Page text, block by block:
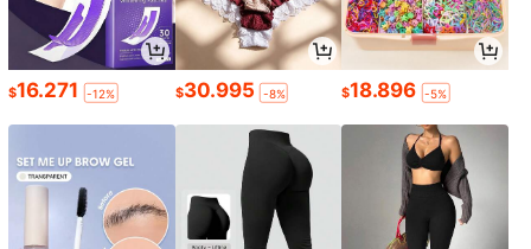
$16.271 -12% $30.995 -8% $18.896 -5%